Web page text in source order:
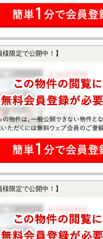
様限定で公開中！】
様限定で公開中！】